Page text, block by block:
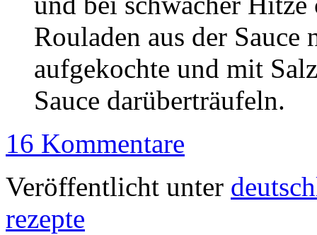
Rouladen aus der Sauce
aufgekochte und mit
Sauce darüberträufeln.
16 Kommentare
Veröffentlicht unter
rezepte